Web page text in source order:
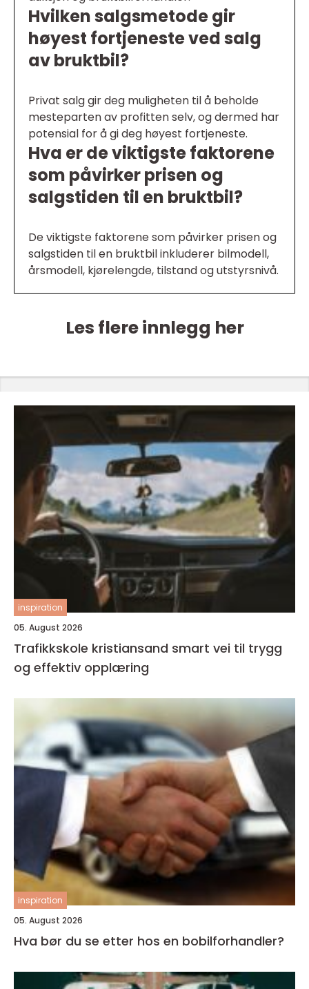
Hvilken salgsmetode gir
høyest fortjeneste ved salg
av bruktbil?
Privat salg gir deg muligheten til å beholde
mesteparten av profitten selv, og dermed har
potensial for å gi deg høyest fortjeneste.
Hva er de viktigste faktorene
som påvirker prisen og
salgstiden til en bruktbil?
De viktigste faktorene som påvirker prisen og
salgstiden til en bruktbil inkluderer bilmodell,
årsmodell, kjørelengde, tilstand og utstyrsnivå.
Les flere innlegg her
inspiration
05. August 2026
Trafikkskole kristiansand smart vei til trygg
og effektiv opplæring
inspiration
05. August 2026
Hva bør du se etter hos en bobilforhandler?